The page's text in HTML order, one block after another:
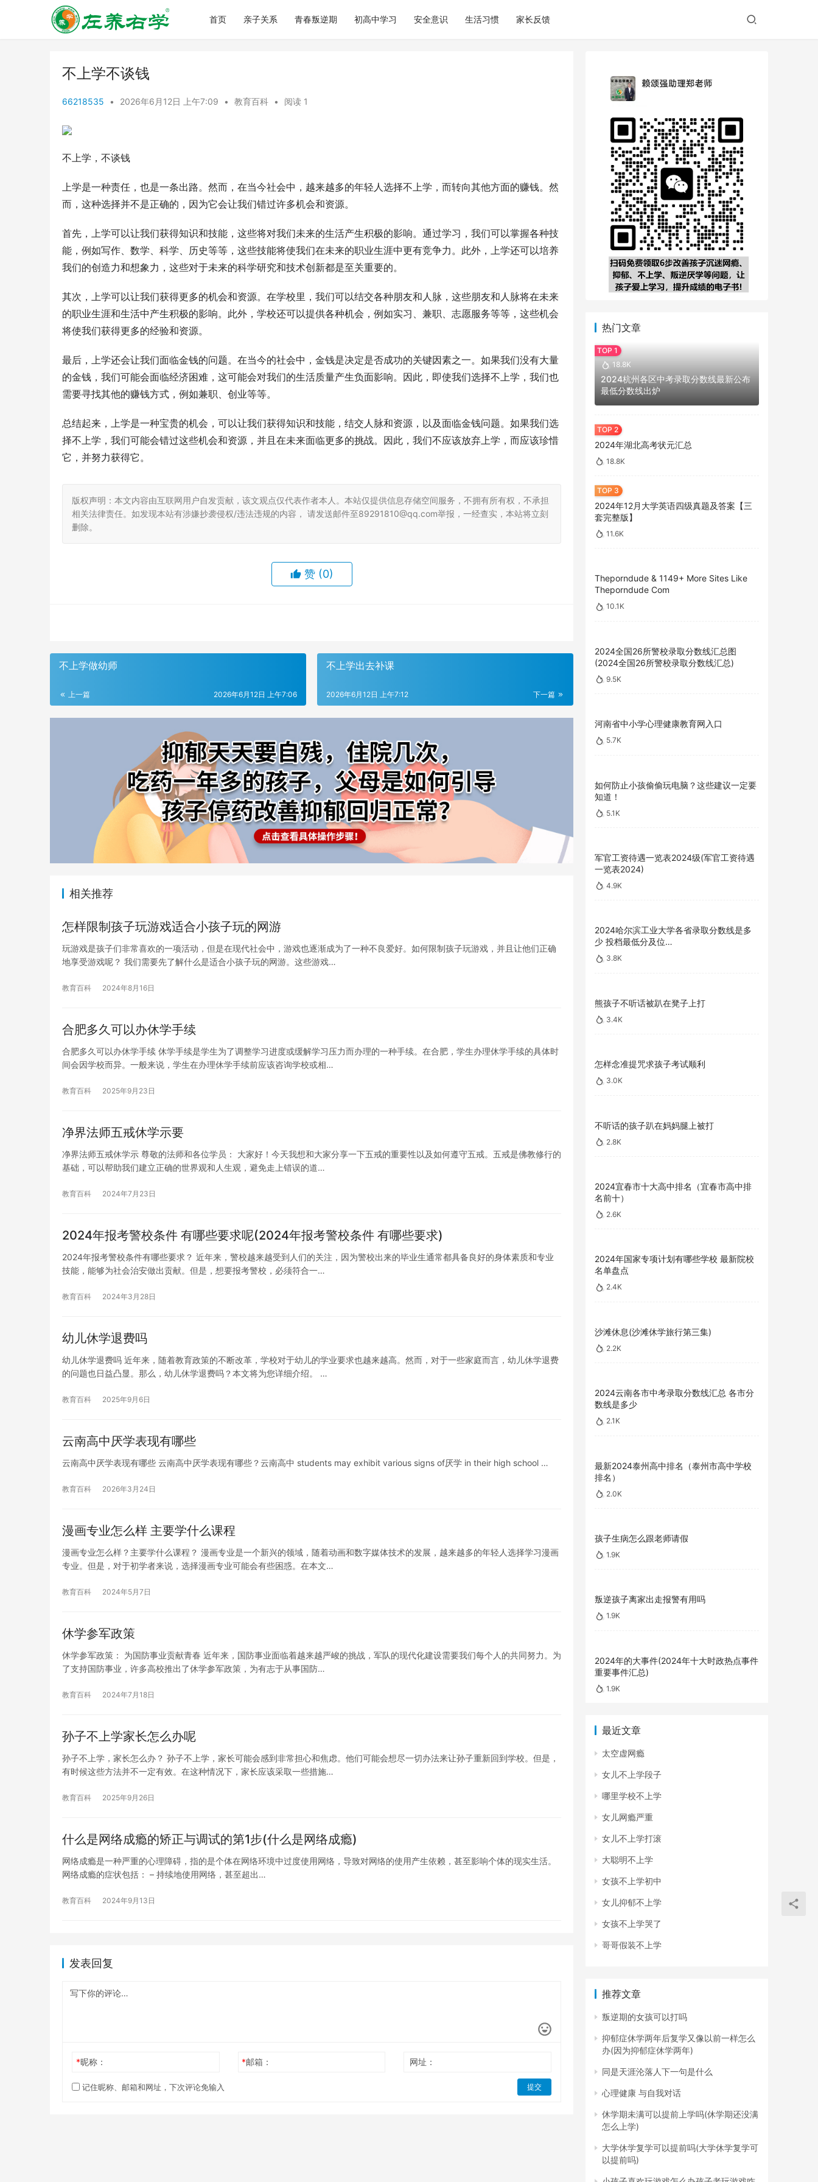
首页 亲子关系 青春叛逆期 初高中学习 安全意识 生活习惯 家长反馈
不上学不谈钱
66218535 • 2026年6月12日 上午7:09 • 教育百科 • 阅读 1
不上学，不谈钱
上学是一种责任，也是一条出路。然而，在当今社会中，越来越多的年轻人选择不上学，而转向其他方面的赚钱。然
而，这种选择并不是正确的，因为它会让我们错过许多机会和资源。
首先，上学可以让我们获得知识和技能，这些将对我们未来的生活产生积极的影响。通过学习，我们可以掌握各种技
能，例如写作、数学、科学、历史等等，这些技能将使我们在未来的职业生涯中更有竞争力。此外，上学还可以培养
我们的创造力和想象力，这些对于未来的科学研究和技术创新都是至关重要的。
其次，上学可以让我们获得更多的机会和资源。在学校里，我们可以结交各种朋友和人脉，这些朋友和人脉将在未来
的职业生涯和生活中产生积极的影响。此外，学校还可以提供各种机会，例如实习、兼职、志愿服务等等，这些机会
将使我们获得更多的经验和资源。
最后，上学还会让我们面临金钱的问题。在当今的社会中，金钱是决定是否成功的关键因素之一。如果我们没有大量
的金钱，我们可能会面临经济困难，这可能会对我们的生活质量产生负面影响。因此，即使我们选择不上学，我们也
需要寻找其他的赚钱方式，例如兼职、创业等等。
总结起来，上学是一种宝贵的机会，可以让我们获得知识和技能，结交人脉和资源，以及面临金钱问题。如果我们选
择不上学，我们可能会错过这些机会和资源，并且在未来面临更多的挑战。因此，我们不应该放弃上学，而应该珍惜
它，并努力获得它。
版权声明：本文内容由互联网用户自发贡献，该文观点仅代表作者本人。本站仅提供信息存储空间服务，不拥有所有权，不承担
相关法律责任。如发现本站有涉嫌抄袭侵权/违法违规的内容， 请发送邮件至89291810@qq.com举报，一经查实，本站将立刻
删除。
赞 (0)
不上学做幼师
上一篇 2026年6月12日 上午7:06
不上学出去补课
下一篇
2026年6月12日 上午7:12
相关推荐
怎样限制孩子玩游戏适合小孩子玩的网游
玩游戏是孩子们非常喜欢的一项活动，但是在现代社会中，游戏也逐渐成为了一种不良爱好。如何限制孩子玩游戏，并且让他们正确
地享受游戏呢？ 我们需要先了解什么是适合小孩子玩的网游。这些游戏…
教育百科 2024年8月16日
合肥多久可以办休学手续
合肥多久可以办休学手续 休学手续是学生为了调整学习进度或缓解学习压力而办理的一种手续。在合肥，学生办理休学手续的具体时
间会因学校而异。一般来说，学生在办理休学手续前应该咨询学校或相…
教育百科 2025年9月23日
净界法师五戒休学示要
净界法师五戒休学示 尊敬的法师和各位学员： 大家好！今天我想和大家分享一下五戒的重要性以及如何遵守五戒。五戒是佛教修行的
基础，可以帮助我们建立正确的世界观和人生观，避免走上错误的道…
教育百科 2024年7月23日
2024年报考警校条件 有哪些要求呢(2024年报考警校条件 有哪些要求)
2024年报考警校条件有哪些要求？ 近年来，警校越来越受到人们的关注，因为警校出来的毕业生通常都具备良好的身体素质和专业
技能，能够为社会治安做出贡献。但是，想要报考警校，必须符合一…
教育百科 2024年3月28日
幼儿休学退费吗
幼儿休学退费吗 近年来，随着教育政策的不断改革，学校对于幼儿的学业要求也越来越高。然而，对于一些家庭而言，幼儿休学退费
的问题也日益凸显。那么，幼儿休学退费吗？本文将为您详细介绍。 …
教育百科 2025年9月6日
云南高中厌学表现有哪些
云南高中厌学表现有哪些 云南高中厌学表现有哪些？云南高中 students may exhibit various signs of厌学 in their high school …
教育百科 2026年3月24日
漫画专业怎么样 主要学什么课程
漫画专业怎么样？主要学什么课程？ 漫画专业是一个新兴的领域，随着动画和数字媒体技术的发展，越来越多的年轻人选择学习漫画
专业。但是，对于初学者来说，选择漫画专业可能会有些困惑。在本文…
教育百科 2024年5月7日
休学参军政策
休学参军政策： 为国防事业贡献青春 近年来，国防事业面临着越来越严峻的挑战，军队的现代化建设需要我们每个人的共同努力。为
了支持国防事业，许多高校推出了休学参军政策，为有志于从事国防…
教育百科 2024年7月18日
孙子不上学家长怎么办呢
孙子不上学，家长怎么办？ 孙子不上学，家长可能会感到非常担心和焦虑。他们可能会想尽一切办法来让孙子重新回到学校。但是，
有时候这些方法并不一定有效。在这种情况下，家长应该采取一些措施…
教育百科 2025年9月26日
什么是网络成瘾的矫正与调试的第1步(什么是网络成瘾)
网络成瘾是一种严重的心理障碍，指的是个体在网络环境中过度使用网络，导致对网络的使用产生依赖，甚至影响个体的现实生活。
网络成瘾的症状包括： – 持续地使用网络，甚至超出…
教育百科 2024年9月13日
发表回复
*昵称： *邮箱： 网址：
记住昵称、邮箱和网址，下次评论免输入 提交
热门文章
18.8K
2024杭州各区中考录取分数线最新公布
最低分数线出炉
2024年湖北高考状元汇总
18.8K
2024年12月大学英语四级真题及答案【三
套完整版】
11.6K
Theporndude & 1149+ More Sites Like
Theporndude Com
10.1K
2024全国26所警校录取分数线汇总图
(2024全国26所警校录取分数线汇总)
9.5K
河南省中小学心理健康教育网入口
5.7K
如何防止小孩偷偷玩电脑？这些建议一定要
知道！
5.1K
军官工资待遇一览表2024级(军官工资待遇
一览表2024)
4.9K
2024哈尔滨工业大学各省录取分数线是多
少 投档最低分及位…
3.8K
熊孩子不听话被趴在凳子上打
3.4K
怎样念准提咒求孩子考试顺利
3.0K
不听话的孩子趴在妈妈腿上被打
2.8K
2024宜春市十大高中排名（宜春市高中排
名前十）
2.6K
2024年国家专项计划有哪些学校 最新院校
名单盘点
2.4K
沙滩休息(沙滩休学旅行第三集)
2.2K
2024云南各市中考录取分数线汇总 各市分
数线是多少
2.1K
最新2024泰州高中排名（泰州市高中学校
排名）
2.0K
孩子生病怎么跟老师请假
1.9K
叛逆孩子离家出走报警有用吗
1.9K
2024年的大事件(2024年十大时政热点事件
重要事件汇总)
1.9K
最近文章
太空虚网瘾
女儿不上学段子
哪里学校不上学
女儿网瘾严重
女儿不上学打滚
大聪明不上学
女孩不上学初中
女儿抑郁不上学
女孩不上学哭了
哥哥假装不上学
推荐文章
叛逆期的女孩可以打吗
抑郁症休学两年后复学又像以前一样怎么
办(因为抑郁症休学两年)
同是天涯沦落人下一句是什么
心理健康 与自我对话
休学期未满可以提前上学吗(休学期还没满
怎么上学)
大学休学复学可以提前吗(大学休学复学可
以提前吗)